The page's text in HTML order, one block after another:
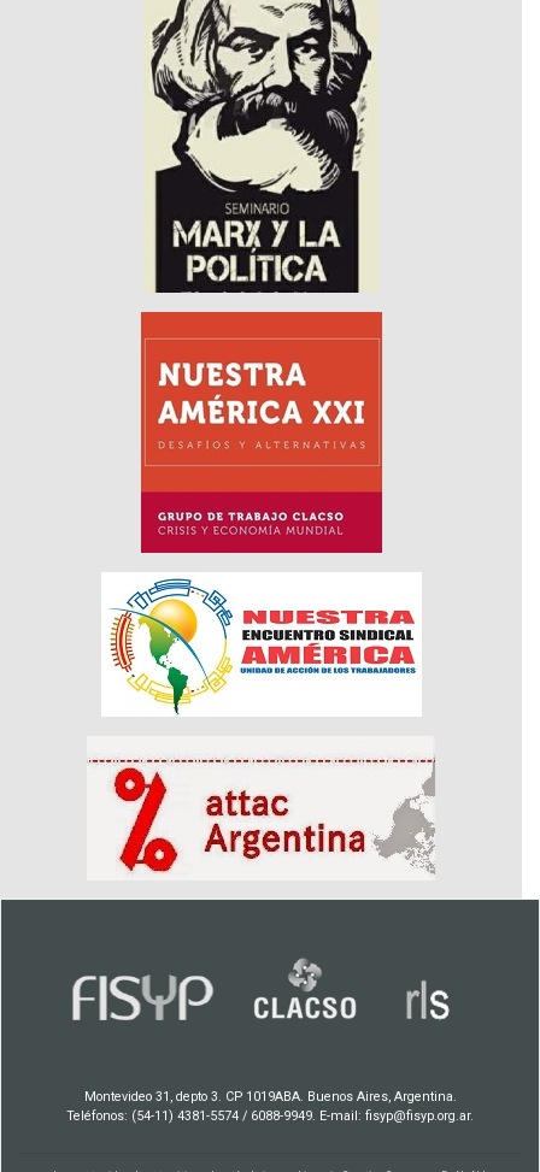
Montevideo 31, depto 3. CP 1019ABA. Buenos Aires, Argentina.
Teléfonos: (54-11) 4381-5574 / 6088-9949. E-mail: fisyp@fisyp.org.ar.